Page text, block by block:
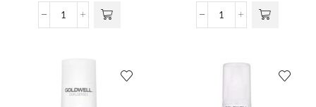
tot
Dualsenses
Bodifying
aantal
Deze optie
productpagina
Dualsenses
Bodifying